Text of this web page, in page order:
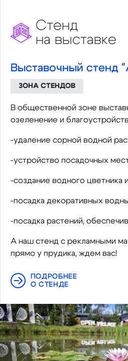
Стенд
на выставке
Выставочный стенд
ЗОНА СТЕНДОВ
В общественной зоне
озеленение и
-удаление сорной водной
-устройство посадочных
-создание водного цветника
-посадка декоративных
-посадка растений,
А наш стенд с рекламными
прямо у прудика, ждем вас!
ПОДРОБНЕЕ
О СТЕНДЕ